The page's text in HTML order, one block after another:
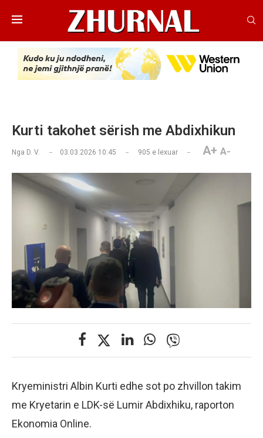
Kurti takohet sërish me Abdixhikun
Nga D. V. 03.03.2026 10:45 905 e lexuar A+ A-
Kryeministri Albin Kurti edhe sot po zhvillon takim
me Kryetarin e LDK-së Lumir Abdixhiku, raporton
Ekonomia Online.